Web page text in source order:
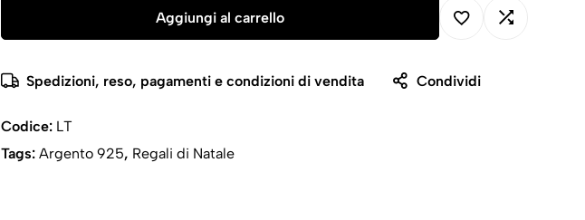
Aggiungi al carrello
Spedizioni, reso, pagamenti e condizioni di vendita Condividi
Codice: LT
Tags:Argento 925, Regali di Natale